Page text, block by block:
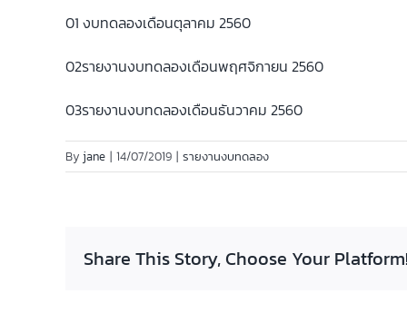
01 งบทดลองเดือนตุลาคม 2560
02รายงานงบทดลองเดือนพฤศจิกายน 2560
03รายงานงบทดลองเดือนธันวาคม 2560
By jane | 14/07/2019 | รายงานงบทดลอง
Share This Story, Choose Your